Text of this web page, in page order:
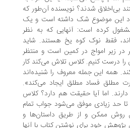
شدند؟ نویسنده آن‌طور که
موضوع شک داشته‌ است و یک
است: آنهایی که به نظر
نوک کوه یخ هستند. شاید
امواج در کمین است و منتظر
کنیم. کلاس تلاش می‌کند کار
این جمله معروف را شنیده‌اند
فساد مطلق ایجاد می‌کند».
اما آیا حقیقت هم دارد؟ کلاس
موفق می‌شود جواب تمام
و از طریق داستان‌ها و
برای نوشتن کتاب با آنها